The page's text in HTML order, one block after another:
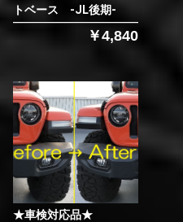
トベース -JL後期-
￥4,840
★車検対応品★